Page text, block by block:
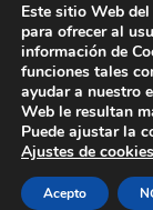
Destacada
Otras
© 2022
Este sitio Web
para ofrecer al
información de
funciones tales
ayudar a nuestro
Web le resultan
Puede ajustar la
Ajustes de cookies
Acepto